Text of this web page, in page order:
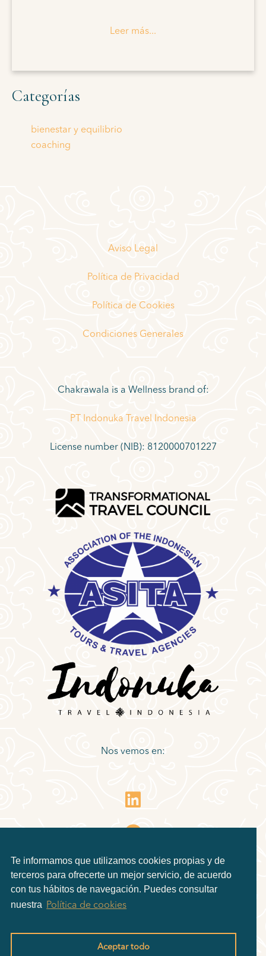
Te informamos que utilizamos cookies propias y de
terceros para ofrecerte un mejor servicio, de acuerdo
con tus hábitos de navegación. Puedes consultar
nuestra
Política de cookies
Aceptar todo
Leer más...
Categorías
bienestar y equilibrio
coaching
Aviso Legal
Política de Privacidad
Política de Cookies
Condiciones Generales
Chakrawala is a Wellness brand of:
PT Indonuka Travel Indonesia
License number (NIB): 8120000701227
Nos vemos en: